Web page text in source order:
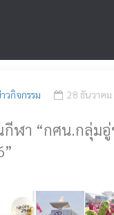
วกิจกรรม
28 ธันวาค
กีฬา “กศน.กลุ่มอู่